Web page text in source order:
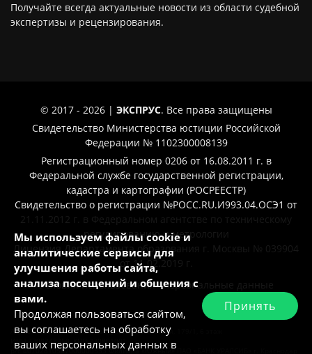
Получайте всегда актуальные новости из области судебной
экспертизы и рецензирования.
© 2017 - 2026 | ЭКСПРУС. Все права защищены
Свидетельство Министерства юстиции Российской
Федерации № 1102300008139
Регистрационный номер 0206 от 16.08.2011 г. в
Федеральной службе государственной регистрации,
кадастра и картографии (РОСРЕЕСТР)
Свидетельство о регистрации №РОСС.RU.И993.04.ОСЭ1 от
регулированию и метрологии
Лицензия Департамента образования г. Москвы № 039904
от 11.02.2019 г.
Условия использования Персональные данные
Адрес: 350004, г. Краснодар, ул. Рашпилевская, 179/1, 6 этаж
ИНН 2308248350, КПП 230801001
р/с 40702810547000000533 Филиала «Южный» ПАО «БАНК УРАЛСИБ» г. Краснодар
Мы используем файлы cookie и
аналитические сервисы для
улучшения работы сайта,
анализа посещений и общения с
вами.
Продолжая пользоваться сайтом,
вы соглашаетесь на обработку
ваших персональных данных в
Принять